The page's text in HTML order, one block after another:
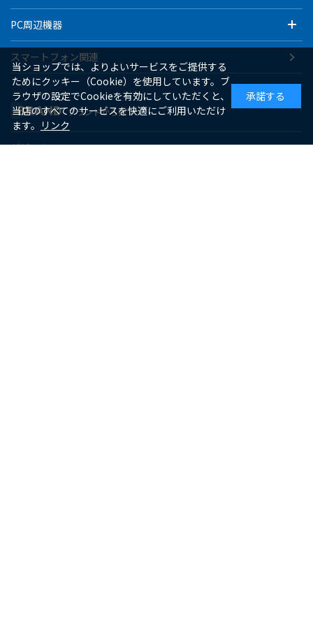
PC周辺機器
スマートフォン関連
BRAND ブランドから探す
ゼピール
当ショップでは、よりよいサービスをご提供する
ためにクッキー（Cookie）を使用しています。ブ
ラウザの設定でCookieを有効にしていただくと、
当店のすべてのサービスを快適にご利用いただけ
ます。 リンク
承諾する